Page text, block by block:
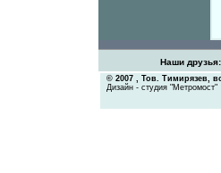
Наши друзья:
© 2007 , Тов. Тимирязев,
Дизайн - студия "Метромост"